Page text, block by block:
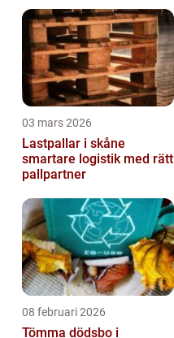
03 mars 2026
Lastpallar i skåne
smartare logistik med rätt
pallpartner
08 februari 2026
Tömma dödsbo i